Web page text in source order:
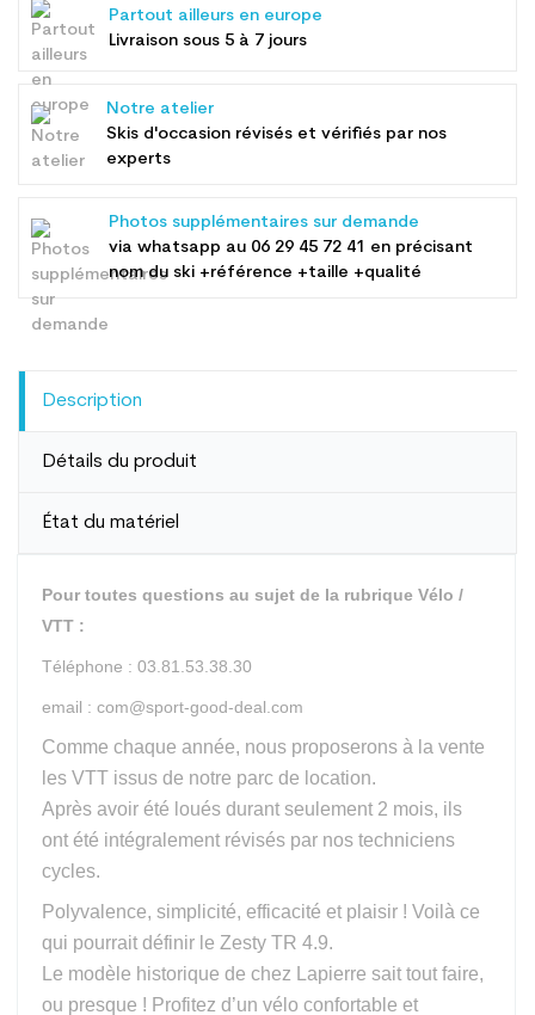
Partout ailleurs en europe
Livraison sous 5 à 7 jours
Notre atelier
Skis d'occasion révisés et vérifiés par nos
experts
Photos supplémentaires sur demande
via whatsapp au 06 29 45 72 41 en précisant
nom du ski +référence +taille +qualité
Description
Détails du produit
État du matériel
Pour toutes questions au sujet de la rubrique Vélo /
VTT :
Téléphone : 03.81.53.38.30
email : com@sport-good-deal.com
Comme chaque année, nous proposerons à la vente
les VTT issus de notre parc de location.
Après avoir été loués durant seulement 2 mois, ils
ont été intégralement révisés par nos techniciens
cycles.
Polyvalence, simplicité, efficacité et plaisir ! Voilà ce
qui pourrait définir le Zesty TR 4.9.
Le modèle historique de chez Lapierre sait tout faire,
ou presque ! Profitez d’un vélo confortable et